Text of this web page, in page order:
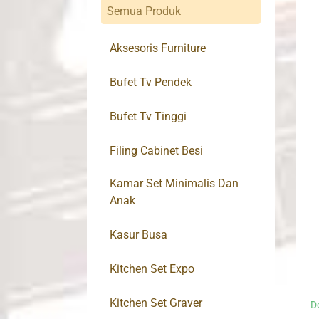
Semua Produk
Aksesoris Furniture
Bufet Tv Pendek
Bufet Tv Tinggi
Filing Cabinet Besi
Kamar Set Minimalis Dan
Anak
Kasur Busa
Kitchen Set Expo
Kitchen Set Graver